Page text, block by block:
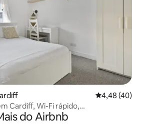
4,48 de uma
4,48 (40)
Cardiff, Wi-Fi rápido,
do Airbnb